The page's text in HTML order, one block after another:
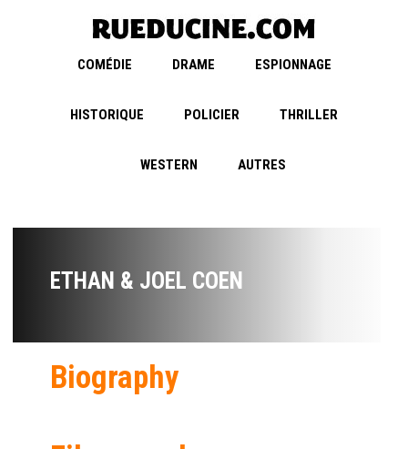
COMÉDIE DRAME ESPIONNAGE
HISTORIQUE POLICIER THRILLER
WESTERN AUTRES
ETHAN & JOEL COEN
Biography